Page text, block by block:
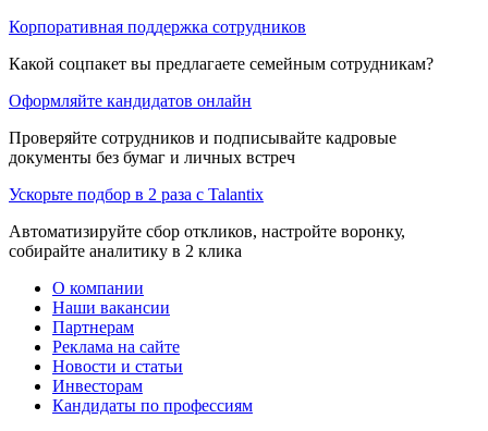
Корпоративная поддержка сотрудников
Какой соцпакет вы предлагаете семейным сотрудникам?
Оформляйте кандидатов онлайн
Проверяйте сотрудников и подписывайте кадровые
документы без бумаг и личных встреч
Ускорьте подбор в 2 раза с Talantix
Автоматизируйте сбор откликов, настройте воронку,
собирайте аналитику в 2 клика
О компании
Наши вакансии
Партнерам
Реклама на сайте
Новости и статьи
Инвесторам
Кандидаты по профессиям